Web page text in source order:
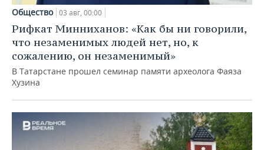
Общество 03 авг, 00:00
Рифкат Минниханов: «Как бы ни говорили,
что незаменимых людей нет, но, к
сожалению, он незаменимый»
В Татарстане прошел семинар памяти археолога Фаяза
Хузина